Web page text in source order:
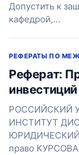
Допустить к
кафедрой,…
РЕФЕРАТЫ ПО
Реферат:
РОССИЙСКИЙ
ИНСТИТУТ
ЮРИДИЧЕСКИЙ
право